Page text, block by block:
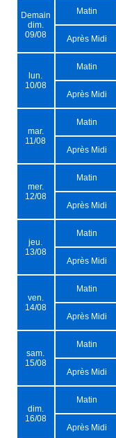
Demain
dim.
09/08
Matin
Après Midi
lun.
10/08
Matin
Après Midi
mar.
11/08
Matin
Après Midi
mer.
12/08
Matin
Après Midi
jeu.
13/08
Matin
Après Midi
ven.
14/08
Matin
Après Midi
sam.
15/08
Matin
Après Midi
dim.
16/08
Matin
Après Midi